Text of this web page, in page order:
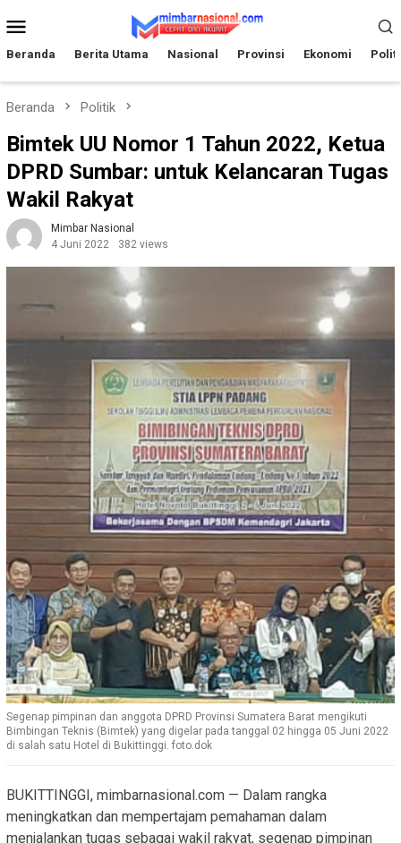
ke
Mobile
Beranda Berita Utama Nasional Provinsi Ekonomi
Beranda Politik
Bimtek UU Nomor 1 Tahun 2022, Ketua
DPRD Sumbar: untuk Kelancaran Tugas
Wakil Rakyat
Mimbar Nasional
4 Juni 2022
382 views
Segenap pimpinan dan anggota DPRD Provinsi Sumatera Barat mengikuti
Bimbingan Teknis (Bimtek) yang digelar pada tanggal 02 hingga 05 Juni 2022
di salah satu Hotel di Bukittinggi. foto.dok
BUKITTINGGI, mimbarnasional.com — Dalam rangka
meningkatkan dan mempertajam pemahaman dalam
menjalankan tugas sebagai wakil rakyat, segenap pimpinan